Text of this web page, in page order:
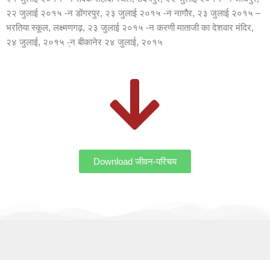
२२ जुलाई २०१५ -न डोंगरपुर, २३ जुलाई २०१५ -न नागौर, २३ जुलाई २०१५ –
भरतिया स्कूल, लक्ष्मणगढ़, २३ जुलाई २०१५ -न करणी माताजी का देशवार मंदिर,
२४ जुलाई, २०१५ -्न बीकानेर २४ जुलाई, २०१५
Download जीवन-परिचय